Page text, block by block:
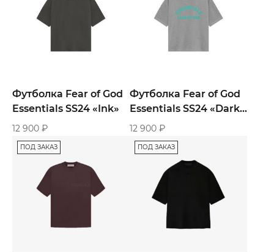
Футболка Fear of God
Essentials SS24 «Ink»
12 900 ₽
Футболка Fear of God
Essentials SS24 «Dark
Heather Oatmeal»
12 900 ₽
ПОД ЗАКАЗ ПОД ЗАКАЗ